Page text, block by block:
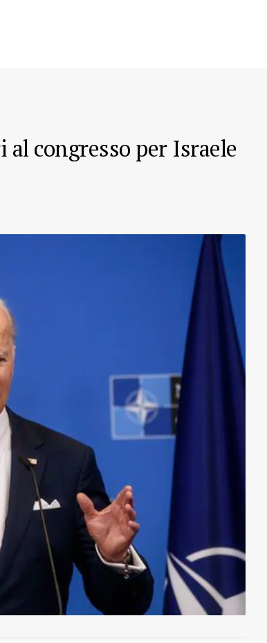
congresso per Israele